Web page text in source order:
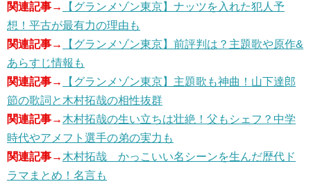
関連記事→
【グランメゾン東京】ナッツを入れた犯人予
想！平古が最有力の理由も
関連記事→
【グランメゾン東京】前評判は？主題歌や原作&
あらすじ情報も
関連記事→
【グランメゾン東京】主題歌も神曲！山下達郎
節の歌詞と木村拓哉の相性抜群
関連記事→木村拓哉の生い立ちは壮絶！父もシェフ？中学
時代やアメフト選手の弟の実力も
関連記事→木村拓哉 かっこいい名シーンを生んだ歴代ド
ラマまとめ！名言も